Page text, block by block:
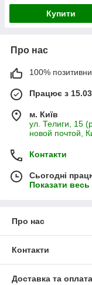
Купити
Про нас
100%
Працює з
м. Київ
ул. Телиги, 15
новой почтой,
Контакти
Сьогодні
Показати
Про нас
Контакти
Доставка та оплата